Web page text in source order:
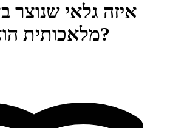
איזה גלאי שנוצר
מלאכותית הוא הטוב ביותר?